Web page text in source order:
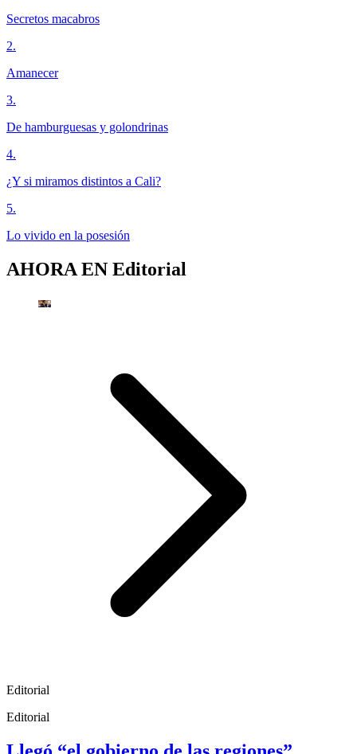
Secretos macabros
2.
Amanecer
3.
De hamburguesas y golondrinas
4.
¿Y si miramos distintos a Cali?
5.
Lo vivido en la posesión
AHORA EN Editorial
Editorial
Editorial